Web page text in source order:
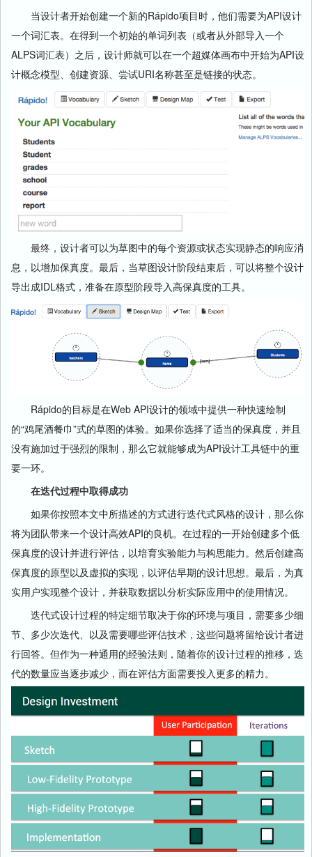
当设计者开始创建一个新的Rápido项目时，他们需要为API设计
一个词汇表。在得到一个初始的单词列表（或者从外部导入一个
ALPS词汇表）之后，设计师就可以在一个超媒体画布中开始为API设
计概念模型、创建资源、尝试URI名称甚至是链接的状态。
最终，设计者可以为草图中的每个资源或状态实现静态的响应消
息，以增加保真度。最后，当草图设计阶段结束后，可以将整个设计
导出成IDL格式，准备在原型阶段导入高保真度的工具。
Rápido的目标是在Web API设计的领域中提供一种快速绘制
的“鸡尾酒餐巾”式的草图的体验。如果你选择了适当的保真度，并且
没有施加过于强烈的限制，那么它就能够成为API设计工具链中的重
要一环。
在迭代过程中取得成功
如果你按照本文中所描述的方式进行迭代式风格的设计，那么你
将为团队带来一个设计高效API的良机。在过程的一开始创建多个低
保真度的设计并进行评估，以培育实验能力与构思能力。然后创建高
保真度的原型以及虚拟的实现，以评估早期的设计思想。最后，为真
实用户实现整个设计，并获取数据以分析实际应用中的使用情况。
迭代式设计过程的特定细节取决于你的环境与项目，需要多少细
节、多少次迭代、以及需要哪些评估技术，这些问题将留给设计者进
行回答。但作为一种通用的经验法则，随着你的设计过程的推移，迭
代的数量应当逐步减少，而在评估方面需要投入更多的精力。